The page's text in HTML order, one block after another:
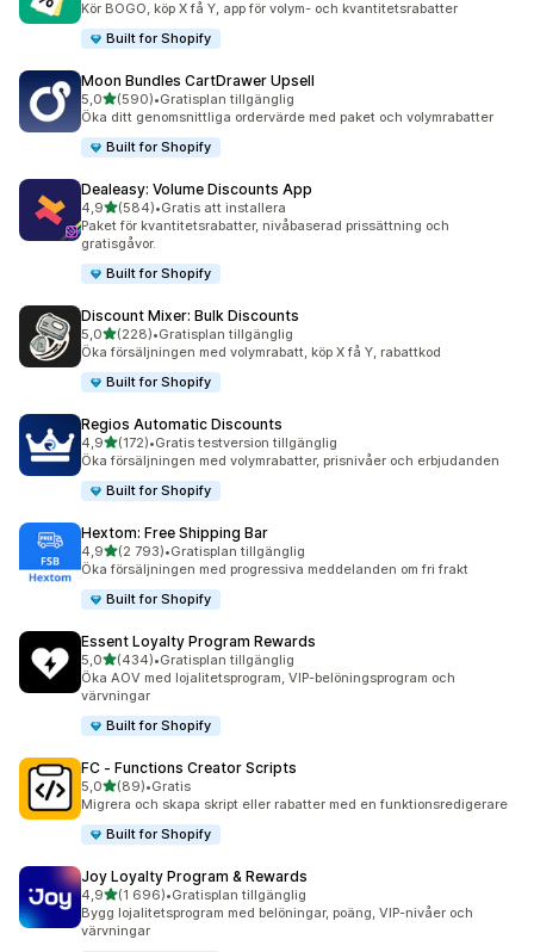
Kör BOGO, köp X få Y, app för volym- och kvantitetsrabatter
Built for Shopify
Moon Bundles CartDrawer Upsell
5,0av 5 stjärnor
(590)
590 recensioner totalt
•Gratisplan tillgänglig
Öka ditt genomsnittliga ordervärde med paket och volymrabatter
Built for Shopify
Dealeasy: Volume Discounts App
4,9av 5 stjärnor
(584)
584 recensioner totalt
•Gratis att installera
Paket för kvantitetsrabatter, nivåbaserad prissättning och
gratisgåvor.
Built for Shopify
Discount Mixer: Bulk Discounts
5,0av 5 stjärnor
(228)
228 recensioner totalt
•Gratisplan tillgänglig
Öka försäljningen med volymrabatt, köp X få Y, rabattkod
Built for Shopify
Regios Automatic Discounts
4,9av 5 stjärnor
(172)
172 recensioner totalt
•Gratis testversion tillgänglig
Öka försäljningen med volymrabatter, prisnivåer och erbjudanden
Built for Shopify
Hextom: Free Shipping Bar
4,9av 5 stjärnor
(2 793)
2793 recensioner totalt
•Gratisplan tillgänglig
Öka försäljningen med progressiva meddelanden om fri frakt
Built for Shopify
Essent Loyalty Program Rewards
5,0av 5 stjärnor
(434)
434 recensioner totalt
•Gratisplan tillgänglig
Öka AOV med lojalitetsprogram, VIP-belöningsprogram och
värvningar
Built for Shopify
FC ‑ Functions Creator Scripts
5,0av 5 stjärnor
(89)
89 recensioner totalt
•Gratis
Migrera och skapa skript eller rabatter med en funktionsredigerare
Built for Shopify
Joy Loyalty Program & Rewards
4,9av 5 stjärnor
(1 696)
1696 recensioner totalt
•Gratisplan tillgänglig
Bygg lojalitetsprogram med belöningar, poäng, VIP-nivåer och
värvningar